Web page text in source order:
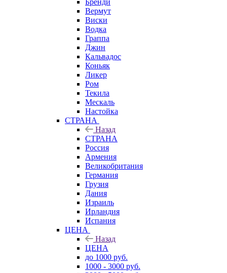
Бренди
Вермут
Виски
Водка
Граппа
Джин
Кальвадос
Коньяк
Ликер
Ром
Текила
Мескаль
Настойка
СТРАНА
Назад
СТРАНА
Россия
Армения
Великобритания
Германия
Грузия
Дания
Израиль
Ирландия
Испания
ЦЕНА
Назад
ЦЕНА
до 1000 руб.
1000 - 3000 руб.